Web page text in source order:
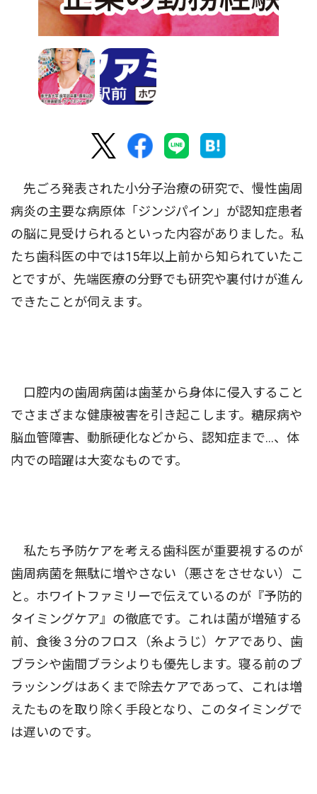
先ごろ発表された小分子治療の研究で、慢性歯周
病炎の主要な病原体「ジンジパイン」が認知症患者
の脳に見受けられるといった内容がありました。私
たち歯科医の中では15年以上前から知られていたこ
とですが、先端医療の分野でも研究や裏付けが進ん
できたことが伺えます。
口腔内の歯周病菌は歯茎から身体に侵入すること
でさまざまな健康被害を引き起こします。糖尿病や
脳血管障害、動脈硬化などから、認知症まで…、体
内での暗躍は大変なものです。
私たち予防ケアを考える歯科医が重要視するのが
歯周病菌を無駄に増やさない（悪さをさせない）こ
と。ホワイトファミリーで伝えているのが『予防的
タイミングケア』の徹底です。これは菌が増殖する
前、食後３分のフロス（糸ようじ）ケアであり、歯
ブラシや歯間ブラシよりも優先します。寝る前のブ
ラッシングはあくまで除去ケアであって、これは増
えたものを取り除く手段となり、このタイミングで
は遅いのです。